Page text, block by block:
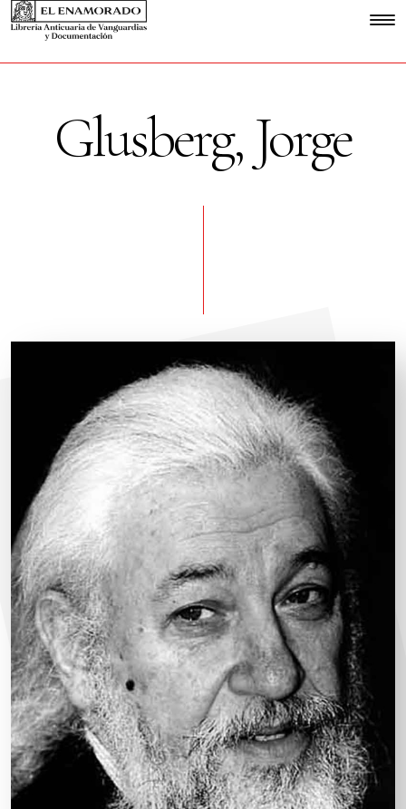
Glusberg, Jorge